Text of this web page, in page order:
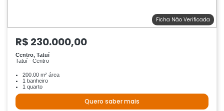
Ficha Não Verificada
R$ 230.000,00
Centro, Tatuí
Tatuí - Centro
200.00 m² área
1 banheiro
1 quarto
Quero saber mais